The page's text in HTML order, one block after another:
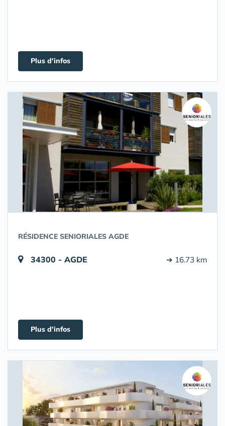
Plus d'infos
RÉSIDENCE SENIORIALES AGDE
34300 - AGDE ➔ 16.73 km
Plus d'infos